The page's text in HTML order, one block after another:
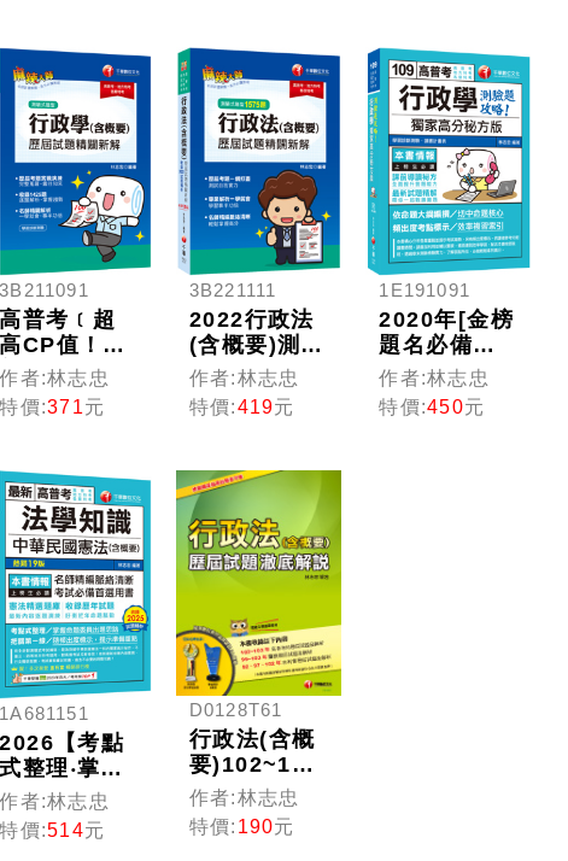
類五等）
3B211091
高普考﹝超
高CP值！高
普、各類特
考實戰秘
笈﹞行政學
式歷屆試題
精闢新解
〔高普考／
地方特考／
各類特考〕
［贈學習診
斷測驗］
作者:林志忠
特價:371元
3B221111
2022行政法
(含概要)測驗
式歷屆試題
精闢新解：
名師精編脈
鬆掌握高
分！［15
版］[高普
考、地方特
考、移民特
作者:林志忠
特價:419元
1E191091
2020年[金榜
題名必備專
書]行政學--
獨家高分秘
方版測驗題
作者:林志忠
特價:450元
1A681151
2026【考點
式整理‧掌握
出題思路】
法學知識--中
華民國憲法
作者:林志忠
特價:514元
D0128T61
行政法(含概
要)102~103
年歷屆試題
澈底解說[高
普、警察、
作者:林志忠
特價: 190元